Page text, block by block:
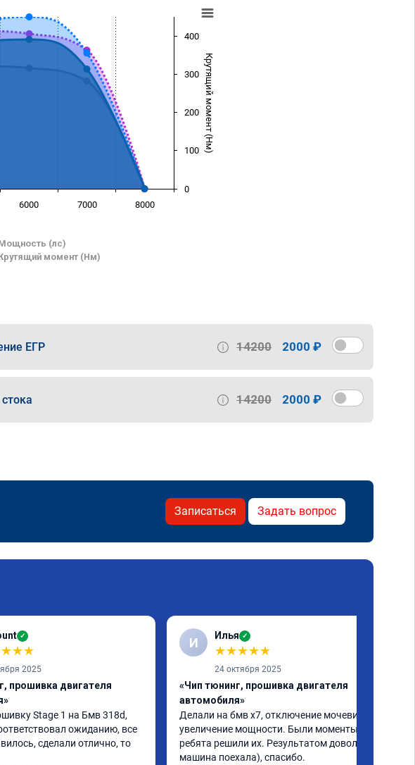
Крутящий момент (Нм)
(лс)
момент (Нм)
6000 7000 8000
0
100
200
300
400
ЕГР 14200 2000 ₽
14200 2000 ₽
Записаться Задать вопрос
✓
★★★
2025
прошивка двигателя
Stage 1 на Бмв 318d,
ожиданию, все
сделали отлично, то
И Илья ✓
★★★★★
24 октября 2025
«Чип тюнинг, прошивка двигателя
автомобиля»
Делали на бмв х7, отключение мочевины и
увеличение мощности. Были моменты, но
ребята решили их. Результатом доволен,
машина поехала), спасибо.